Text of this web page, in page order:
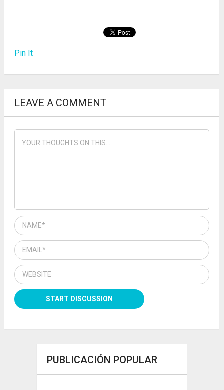
Pin It
LEAVE A COMMENT
PUBLICACIÓN POPULAR